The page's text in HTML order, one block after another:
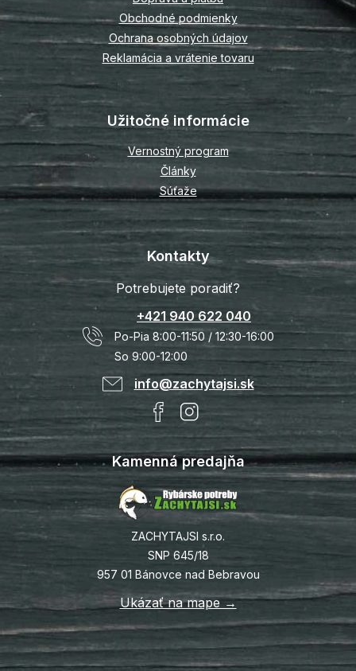
e
Obchodné podmienky
Ochrana osobných údajov
Reklamácia a vrátenie tovaru
Užitočné informácie
Vernostný program
Články
Súťaže
Kontakty
Potrebujete poradiť?
+421 940 622 040
Po-Pia 8:00-11:50 / 12:30-16:00
So 9:00-12:00
info@zachytajsi.sk
Kamenná predajňa
ZACHYTAJSI s.r.o.
SNP 645/18
957 01 Bánovce nad Bebravou
Ukázať na mape →